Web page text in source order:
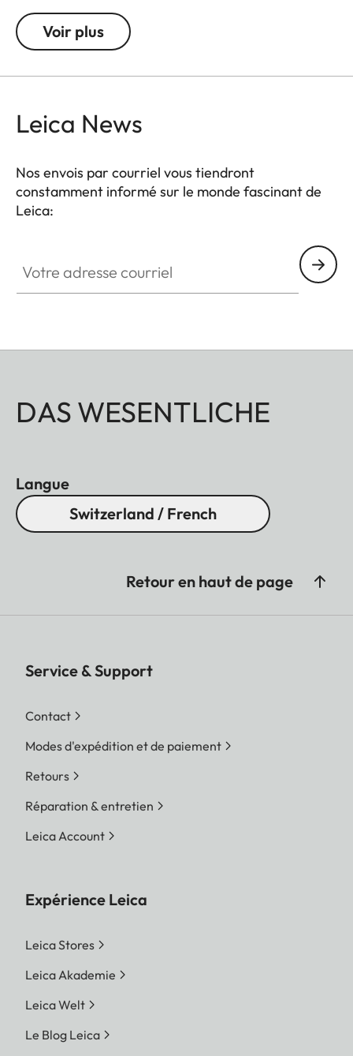
Voir plus
Leica News
Nos envois par courriel vous tiendront
constamment informé sur le monde fascinant de
Leica:
DAS WESENTLICHE
Langue
Switzerland / French
Retour en haut de page
Service & Support
Contact
Modes d'expédition et de paiement
Retours
Réparation & entretien
Leica Account
Expérience Leica
Leica Stores
Leica Akademie
Leica Welt
Le Blog Leica